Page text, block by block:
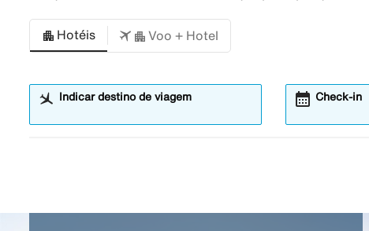
Hotéis Voo + Hotel
Indicar destino de viagem Check-in
Abre
calendar_month